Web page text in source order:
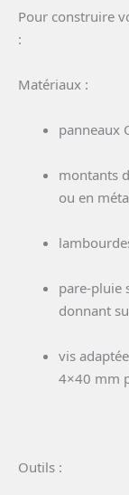
Pour construire
:
Matériaux :
panneaux
montants
ou en
pare-pluie
donnant
vis
4×40 mm
Outils :